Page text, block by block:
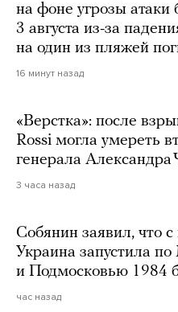
на фоне угрозы атаки
3 августа из-за
на один из пляжей
16 минут назад
«Верстка»: после
Rossi могла умереть
генерала Александра
3 часа назад
Собянин заявил, что с
Украина запустила
и Подмосковью 1984
час назад